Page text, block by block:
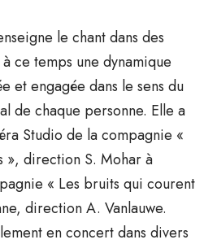
le chant dans des
ce temps une dynamique
et engagée dans le sens du
de chaque personne. Elle a
Studio de la compagnie «
», direction S. Mohar à
« Les bruits qui courent
direction A. Vanlauwe.
en concert dans divers